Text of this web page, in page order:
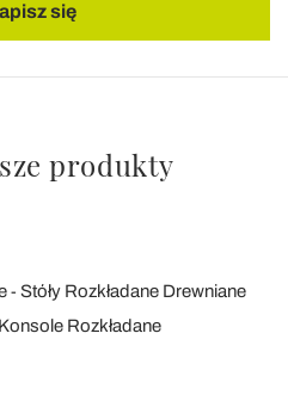
się
produkty
Stóły Rozkładane Drewniane
Konsole Rozkładane